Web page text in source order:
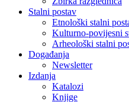
Stalni postav
Etnološki stalni
Kulturno-povijesni
Arheološki stalni
Događanja
Newsletter
Izdanja
Katalozi
Knjige